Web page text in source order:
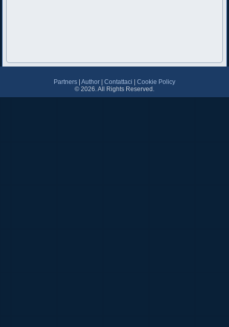
Partners Author Contattaci
Cookie Policy
© 2026. All Rights Reserved.